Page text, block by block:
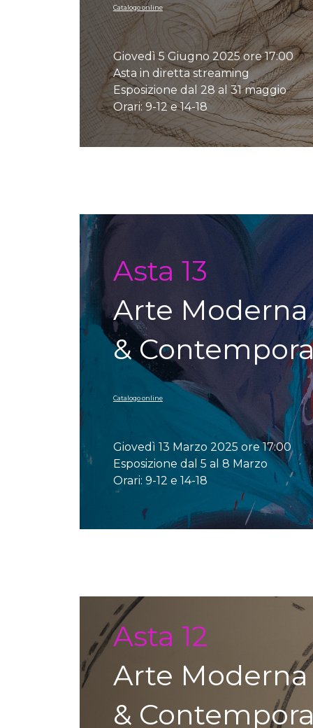
Catalogo online
Giovedì 5 Giugno 2025 ore 17:00
Asta in diretta streaming
Esposizione dal 28 al 31 maggio
Orari: 9-12 e 14-18
Asta 13
Arte Moderna
&
Catalogo online
Giovedì 13 Marzo 2025 ore 17:00
Esposizione dal 5 al 8 Marzo
Orari: 9-12 e 14-18
Auction detail
Asta 12
Arte Moderna
&
Auction detail